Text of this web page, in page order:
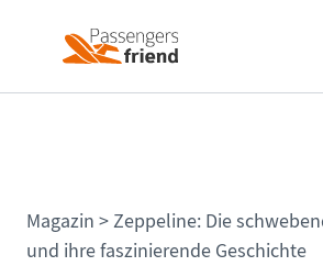
Magazin >Zeppeline: Die
und ihre faszinierende Geschichte